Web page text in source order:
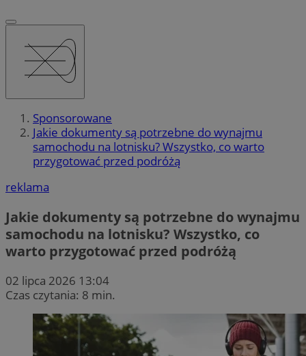
Sponsorowane
Jakie dokumenty są potrzebne do wynajmu
samochodu na lotnisku? Wszystko, co warto
przygotować przed podróżą
reklama
Jakie dokumenty są potrzebne do wynajmu
samochodu na lotnisku? Wszystko, co
warto przygotować przed podróżą
02 lipca 2026 13:04
Czas czytania: 8 min.